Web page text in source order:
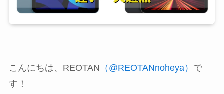
こんにちは、REOTAN （@REOTANnoheya） で
す！